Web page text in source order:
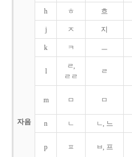
자음
h ㅎ 흐
j ㅈ 지
k ㅋ ㅡ
l
ㄹ,
ㄹㄹ
ㄹ
m ㅁ ㅁ
n ㄴ ㄴ, 느
p ㅍ ㅂ, 프